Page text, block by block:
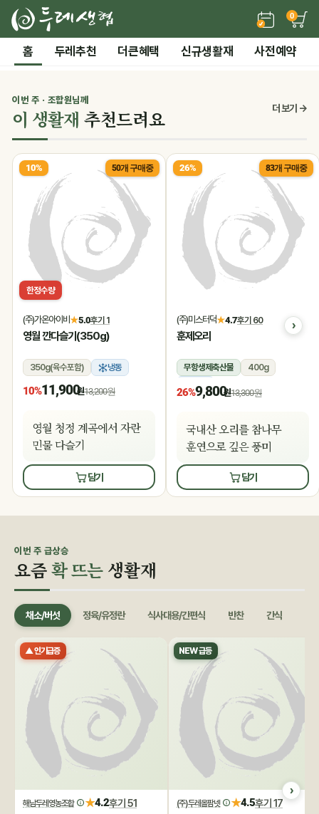
0
홈 두레추천 더큰혜택 신규생활재 사전예약
시즌기획
말복 더위까지! 끝장 보양 특가
든든한 간편 보양식 →
‹
2 / 7 전체 보기
0
이번 주 · 조합원님께
이 생활재 추천드려요 더 보기 →
10% 50개 구매중
한정수량
(주)가온아이비 ★5.0후기 1
영월 깐다슬기(350g)
350g(육수포함) 냉동
10%11,900원13,200원
영월 청정 계곡에서 자란
민물 다슬기
담기
26% 83개 구매중
(주)미스터덕★4.7후기 60
훈제오리
무항생제축산물
400g
냉동
26%9,800원13,300원
국내산 오리를 참나무
훈연으로 깊은 풍미
담기
이번 주 급상승
요즘확 뜨는생활재
채소/버섯 정육/유정란 식사대용/간편식 반찬 간식
▲ 인기급증
해남두레영농조합 ★4.2후기 51
NEW 급등
(주)두레올팜넷 ★4.5후기 17